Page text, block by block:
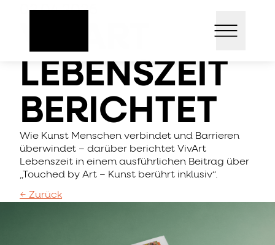
02.04.2026
LEBENSZEIT
BERICHTET
Wie Kunst Menschen verbindet und Barrieren
überwindet – darüber berichtet VivArt
Lebenszeit in einem ausführlichen Beitrag über
„Touched by Art – Kunst berührt inklusiv“.
← Zurück